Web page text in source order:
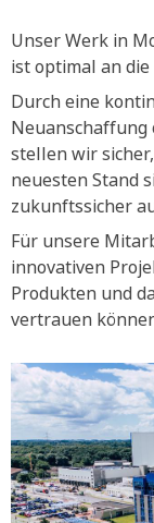
Unser Werk in
ist optimal an
Durch eine
stellen wir
neuesten Stand
zukunftssicher
Für unsere
innovativen
Produkten und
vertrauen